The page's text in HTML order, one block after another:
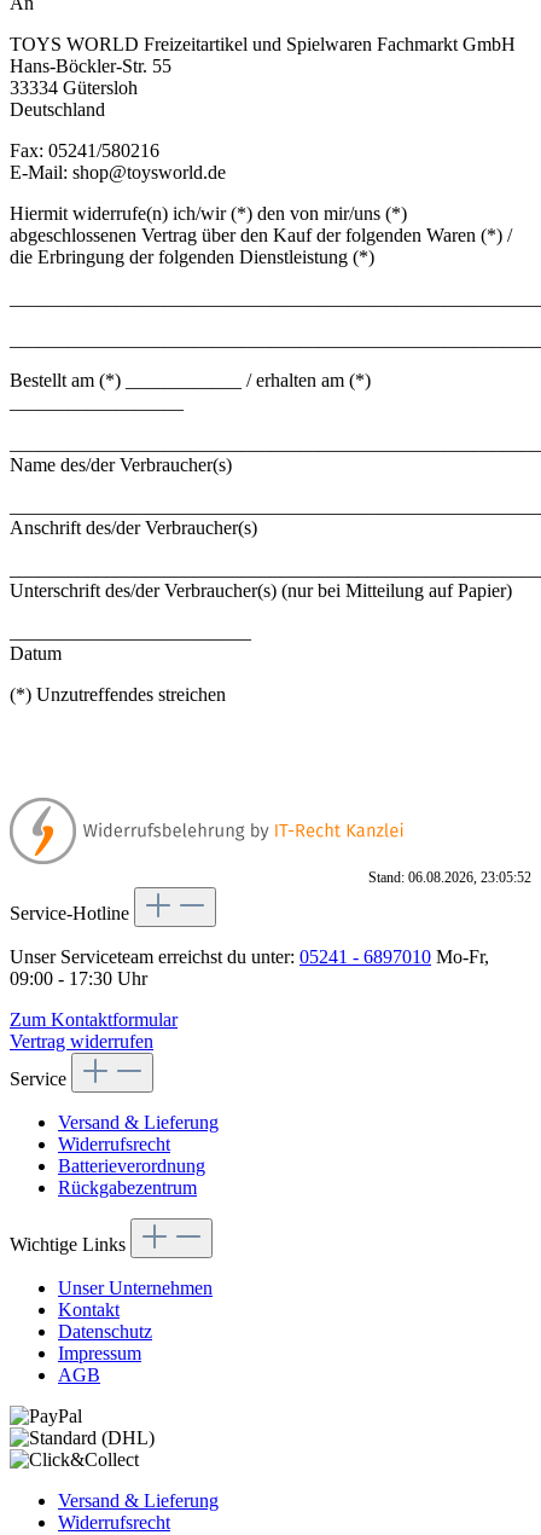
TOYS WORLD Freizeitartikel und Spielwaren Fachmarkt GmbH
Hans-Böckler-Str. 55
33334 Gütersloh
Deutschland
Fax: 05241/580216
E-Mail: shop@toysworld.de
Hiermit widerrufe(n) ich/wir (*) den von mir/uns (*)
abgeschlossenen Vertrag über den Kauf der folgenden Waren (*) /
die Erbringung der folgenden Dienstleistung (*)
Bestellt am (*) ____________ / erhalten am (*)
Name des/der Verbraucher(s)
Anschrift des/der Verbraucher(s)
Unterschrift des/der Verbraucher(s) (nur bei Mitteilung auf Papier)
Datum
(*) Unzutreffendes streichen
Stand: 06.08.2026, 23:05:52
Service-Hotline
Unser Serviceteam erreichst du unter: 05241 - 6897010 Mo-Fr,
09:00 - 17:30 Uhr
Zum Kontaktformular
Vertrag widerrufen
Service
Versand & Lieferung
Widerrufsrecht
Batterieverordnung
Rückgabezentrum
Wichtige Links
Unser Unternehmen
Kontakt
Datenschutz
Impressum
AGB
Versand & Lieferung
Widerrufsrecht